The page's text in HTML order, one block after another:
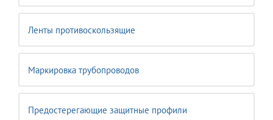
Ленты противоскользящие
Маркировка трубопроводов
Предостерегающие защитные профили